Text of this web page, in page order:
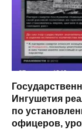
Ингушетия
по
офицеров,